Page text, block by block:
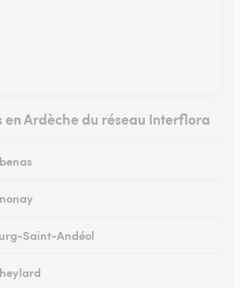
en Ardèche du réseau Interflora
Saint-Andéol